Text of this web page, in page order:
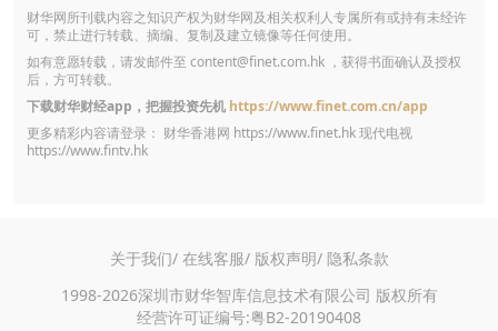
财华网所刊载内容之知识产权为财华网及相关权利人专属所有或持有未经许
可，禁止进行转载、摘编、复制及建立镜像等任何使用。
如有意愿转载，请发邮件至 content@finet.com.hk ，获得书面确认及授权
后，方可转载。
下载财华财经app，把握投资先机 https://www.finet.com.cn/app
更多精彩内容请登录： 财华香港网 https://www.finet.hk现代电视
https://www.fintv.hk
关于我们/ 在线客服/ 版权声明/ 隐私条款
1998-2026深圳市财华智库信息技术有限公司 版权所有
经营许可证编号:粤B2-20190408